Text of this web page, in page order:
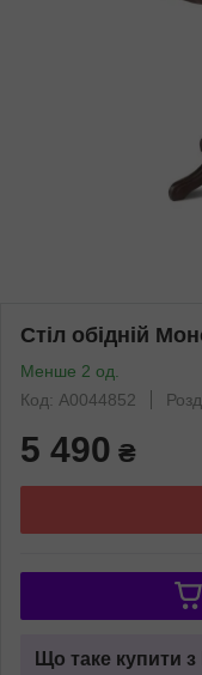
Стіл обідній
Менше 2 од.
Код: А0044852
5 490 ₴
Що таке купити